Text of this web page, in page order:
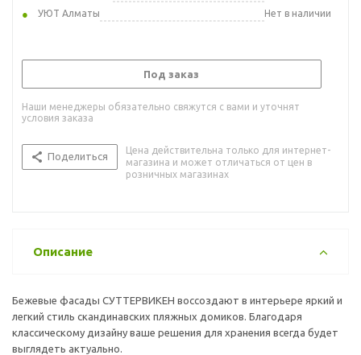
УЮТ Алматы
Нет в наличии
Под заказ
Наши менеджеры обязательно свяжутся с вами и уточнят
условия заказа
Поделиться
Цена действительна только для интернет-
магазина и может отличаться от цен в
розничных магазинах
Описание
Бежевые фасады СУТТЕРВИКЕН воссоздают в интерьере яркий и
легкий стиль скандинавских пляжных домиков. Благодаря
классическому дизайну ваше решения для хранения всегда будет
выглядеть актуально.